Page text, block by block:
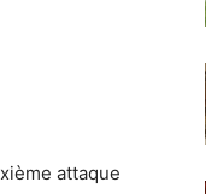
attaque